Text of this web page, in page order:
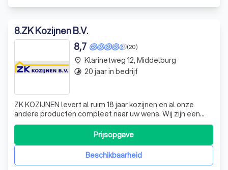
8.ZK Kozijnen B.V.
(20)
8,7
ZK KOZIJNEN levert al ruim 18 jaar kozijnen en al onze
andere producten compleet naar uw wens. Wij zijn een
gerenommeerd bedrijf en leveren uitsluitend
wij bieden tot 15 jaar garantie op kozijnen. Wij zien u graag
terug in onze winkel! Nico
Beschikbaarheid
Prijsopgave
place Klarinetweg 12, Middelburg
timelapse 20 jaar in bedrijf